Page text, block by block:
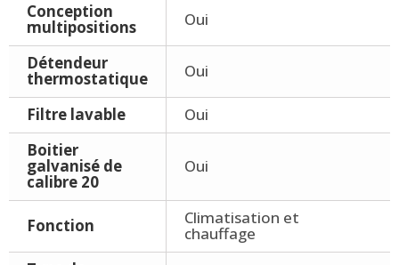
Conception
multipositions Oui
Détendeur
thermostatique Oui
Filtre lavable
Oui
Boitier
galvanisé de
calibre 20
Oui
Fonction Climatisation et
chauffage